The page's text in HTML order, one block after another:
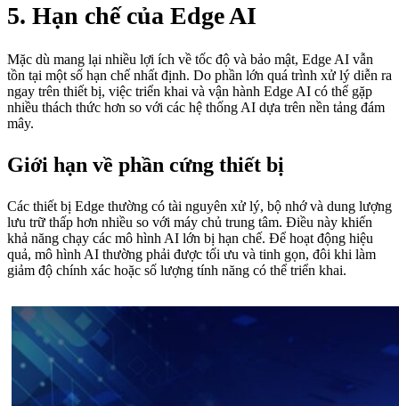
5. Hạn chế của Edge AI
Mặc dù mang lại nhiều lợi ích về tốc độ và bảo mật, Edge AI vẫn
tồn tại một số hạn chế nhất định. Do phần lớn quá trình xử lý diễn ra
ngay trên thiết bị, việc triển khai và vận hành Edge AI có thể gặp
nhiều thách thức hơn so với các hệ thống AI dựa trên nền tảng đám
mây.
Giới hạn về phần cứng thiết bị
Các thiết bị Edge thường có tài nguyên xử lý, bộ nhớ và dung lượng
lưu trữ thấp hơn nhiều so với máy chủ trung tâm. Điều này khiến
khả năng chạy các mô hình AI lớn bị hạn chế. Để hoạt động hiệu
quả, mô hình AI thường phải được tối ưu và tinh gọn, đôi khi làm
giảm độ chính xác hoặc số lượng tính năng có thể triển khai.